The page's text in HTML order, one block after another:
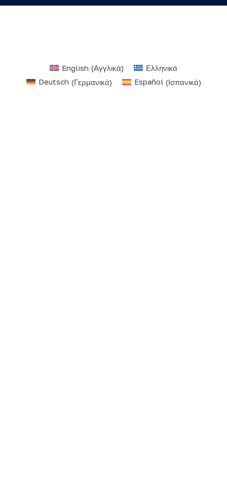
English (Αγγλικά)
Ελληνικά
Deutsch (Γερμανικά) Español(Ισπανικά)